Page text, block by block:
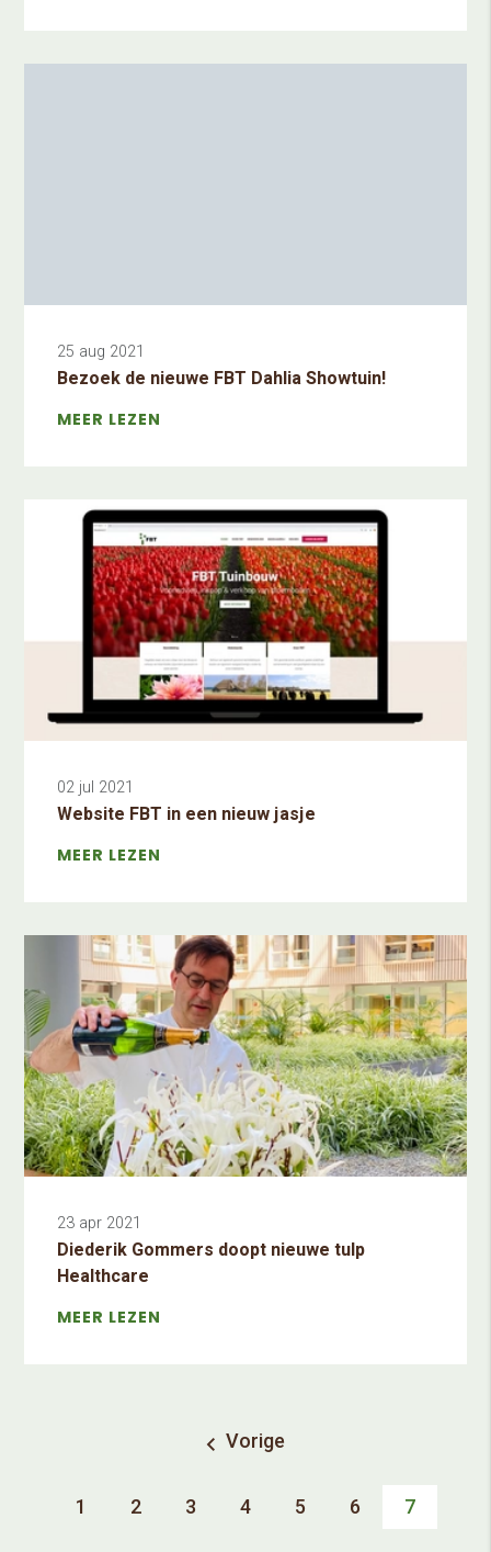
25 aug 2021
Bezoek de nieuwe FBT Dahlia Showtuin!
MEER LEZEN
02 jul 2021
Website FBT in een nieuw jasje
MEER LEZEN
23 apr 2021
Diederik Gommers doopt nieuwe tulp
Healthcare
MEER LEZEN
Vorige
1 2 3 4 5 6 7